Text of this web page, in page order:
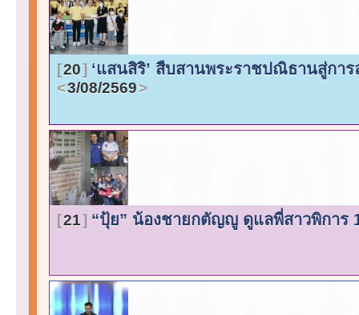
20 ‘แสนสิริ’ สืบสานพระราชปณิธานสู่กา
3/08/2569
21 “ปุ้ย” น้องชายกตัญญู ดูแลพี่สาวพิการ